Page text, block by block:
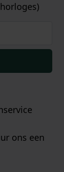
ons een